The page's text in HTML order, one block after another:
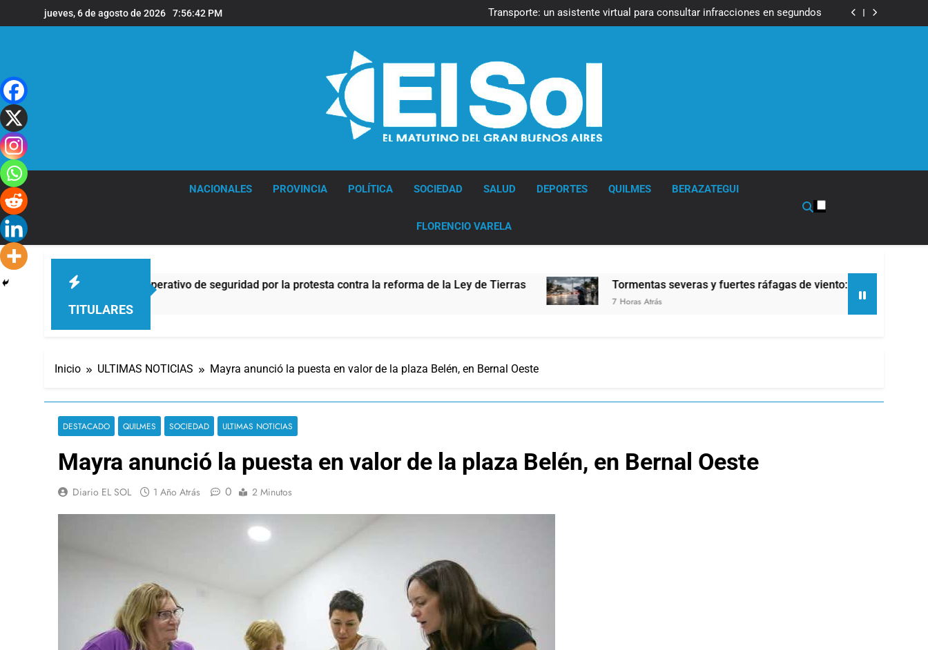
al
jueves, 6 de agosto de 2026 7:56:43 PM
Una gran convocatoria en la obra teatral «Los Abuelos No Mienten»
La Línea 148 pasó a ser operada por La Central de Vicente López
Una gran convocatoria en la obra teatral «Los Abuelos No Mienten»
NACIONALES PROVINCIA POLÍTICA SOCIEDAD SALUD DEPORTES QUILMES BERAZATEGUI
FLORENCIO VARELA
TITULARES
desvíos y operativo de seguridad por la protesta contra la reforma de la Ley de Tierras Tormentas severas y fuertes ráfagas de viento: más de 10 provincias bajo
7 Horas Atrás
Inicio ULTIMAS NOTICIAS Mayra anunció la puesta en valor de la plaza Belén, en Bernal Oeste
DESTACADO QUILMES SOCIEDAD ULTIMAS NOTICIAS
Mayra anunció la puesta en valor de la plaza Belén, en Bernal Oeste
Diario EL SOL 1 Año Atrás 0 2 Minutos